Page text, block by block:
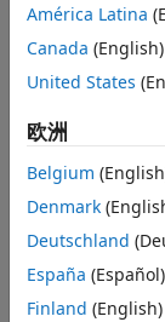
Signal Processing
数字和模拟滤波器
数字滤波
求相关信号之间的延迟
另请参阅
打开 App。将
间信息。选择
间值按钮。选
11025 Hz 的采
and Other
在单独的显示
América Latina
Canada (English)
United States
欧洲
Belgium
Denmark
Deutschland
España (Español)
Finland (English)